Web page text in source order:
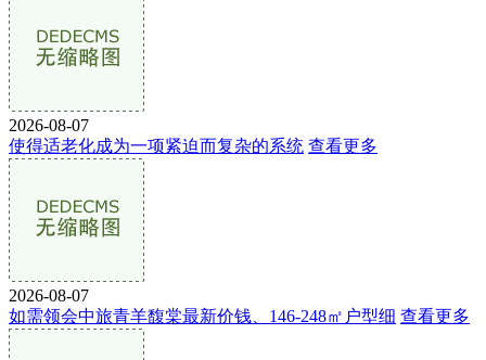
2026-08-07
使得适老化成为一项紧迫而复杂的系统 查看更多
2026-08-07
如需领会中旅青羊馥棠最新价钱、146-248㎡户型细 查看更多